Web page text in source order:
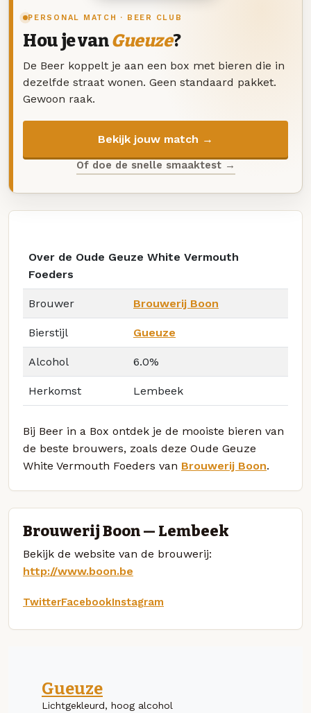
PERSONAL MATCH · BEER CLUB
Hou je vanGueuze?
De Beer koppelt je aan een box met bieren die in
dezelfde straat wonen. Geen standaard pakket.
Gewoon raak.
Bekijk jouw match →
Of doe de snelle smaaktest →
Over de Oude Geuze White Vermouth
Foeders
Brouwer Brouwerij Boon
Bierstijl Gueuze
Alcohol 6.0%
Herkomst Lembeek
Bij Beer in a Box ontdek je de mooiste bieren van
de beste brouwers, zoals deze Oude Geuze
White Vermouth Foeders van Brouwerij Boon.
Brouwerij Boon — Lembeek
Bekijk de website van de brouwerij:
http://www.boon.be
TwitterFacebookInstagram
Gueuze
Lichtgekleurd, hoog alcohol